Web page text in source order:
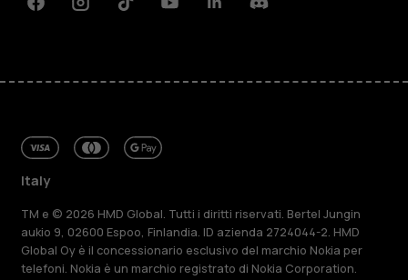
FacebookInstagramTiktokYoutubeLinkedinDiscord
Italy
TM e © 2026 HMD Global. Tutti i diritti riservati. Bertel Jungin
aukio 9, 02600 Espoo, Finlandia. ID azienda 2724044-2. HMD
Global Oy è il concessionario esclusivo del marchio Nokia per
telefoni. Nokia è un marchio registrato di Nokia Corporation.